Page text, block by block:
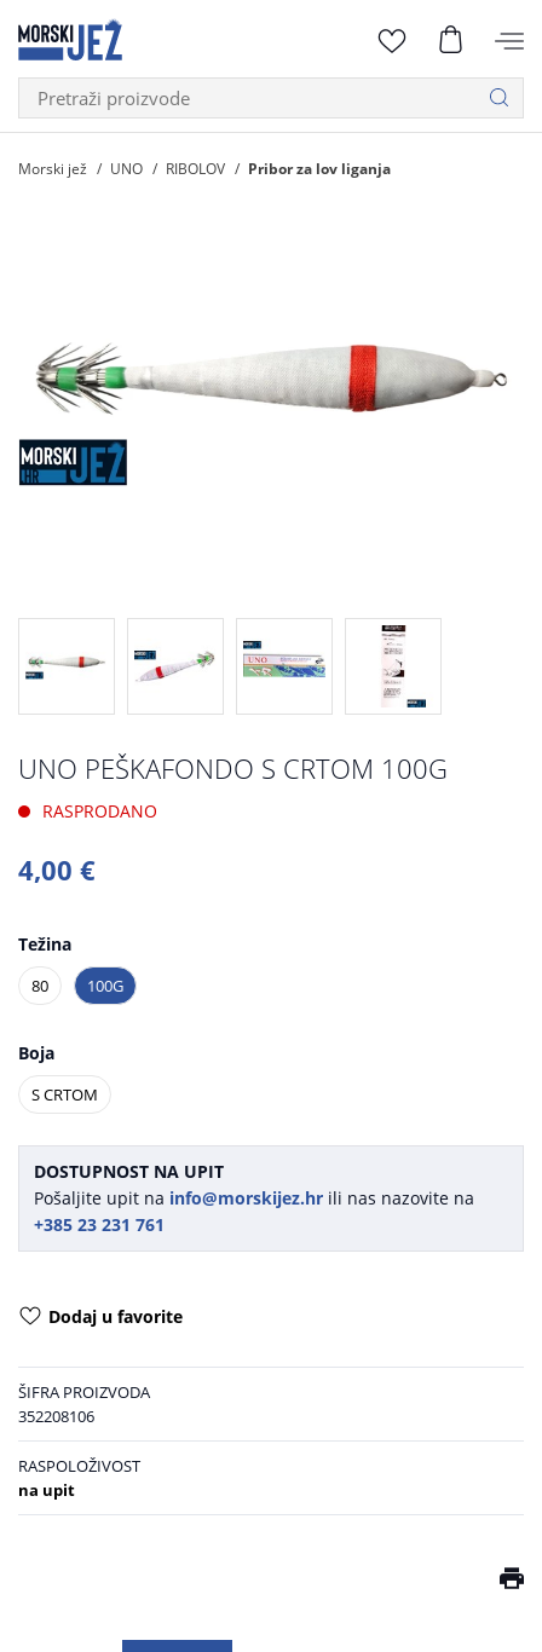
Morski jež UNO RIBOLOV Pribor za lov liganja
UNO PEŠKAFONDO S CRTOM 100G
RASPRODANO
4,00 €
Težina
80 100G
Boja
S CRTOM
DOSTUPNOST NA UPIT
Pošaljite upit na info@morskijez.hr ili nas nazovite na
+385 23 231 761
Dodaj u favorite
ŠIFRA PROIZVODA
352208106
RASPOLOŽIVOST
na upit